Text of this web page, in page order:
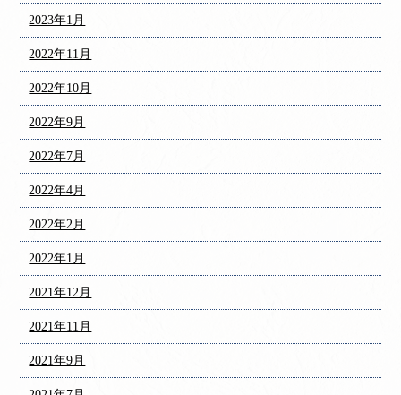
2023年1月
2022年11月
2022年10月
2022年9月
2022年7月
2022年4月
2022年2月
2022年1月
2021年12月
2021年11月
2021年9月